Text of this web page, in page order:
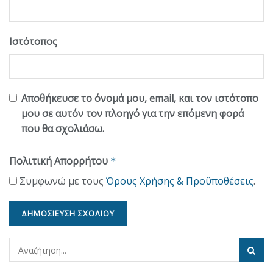
Ιστότοπος
Αποθήκευσε το όνομά μου, email, και τον ιστότοπο
μου σε αυτόν τον πλοηγό για την επόμενη φορά
που θα σχολιάσω.
Πολιτική Απορρήτου *
Συμφωνώ με τους Όρους Χρήσης & Προϋποθέσεις.